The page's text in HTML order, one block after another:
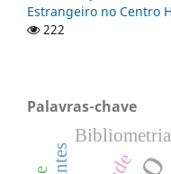
Estrangeiro no Centro
222
Palavras-chave
Bibliometria